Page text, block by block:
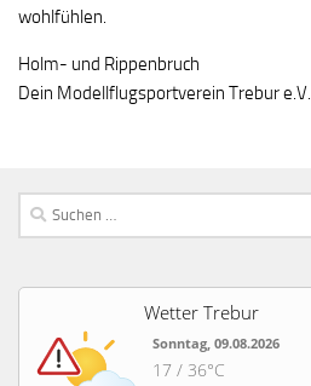
wohlfühlen.
Holm- und Rippenbruch
Dein Modellflugsportverein Trebur e.V.
Suchen
nach:
Wetter Trebur
Sonntag, 09.08.2026
17 / 36°C